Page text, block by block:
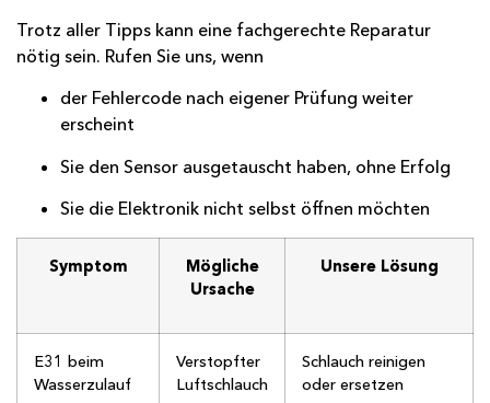
Trotz aller Tipps kann eine fachgerechte Reparatur
nötig sein. Rufen Sie uns, wenn
der Fehlercode nach eigener Prüfung weiter
erscheint
Sie den Sensor ausgetauscht haben, ohne Erfolg
Sie die Elektronik nicht selbst öffnen möchten
Symptom
Mögliche
Ursache
Unsere Lösung
E31 beim
Wasserzulauf
Verstopfter
Luftschlauch
Schlauch reinigen
oder ersetzen